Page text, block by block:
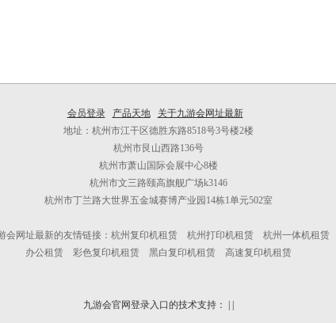
会员登录 产品天地
关于九游会网址最新
地址：杭州市江干区德胜东路8518号3号楼2楼
杭州市艮山西路136号
杭州市萧山国际会展中心8楼
杭州市文三路颐高旗舰广场k3146
杭州市丁兰路大世界五金城赛博产业园14栋1单元502室
会网址最新的友情链接：杭州复印机租赁 杭州打印机租赁 杭州一体机租赁
办公租赁 彩色复印机租赁 黑白复印机租赁 高速复印机租赁
九游会官网登录入口的技术支持：